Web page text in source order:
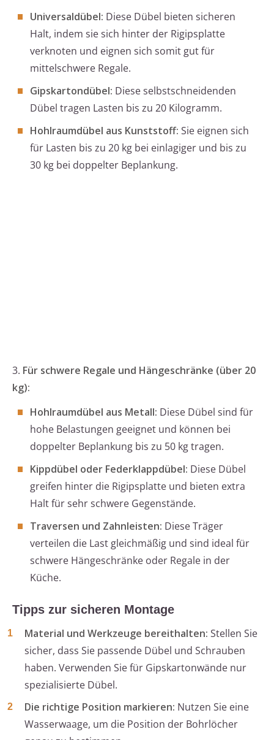
Universaldübel: Diese Dübel bieten sicheren
Halt, indem sie sich hinter der Rigipsplatte
verknoten und eignen sich somit gut für
mittelschwere Regale.
Gipskartondübel: Diese selbstschneidenden
Dübel tragen Lasten bis zu 20 Kilogramm.
Hohlraumdübel aus Kunststoff: Sie eignen sich
für Lasten bis zu 20 kg bei einlagiger und bis zu
30 kg bei doppelter Beplankung.
3. Für schwere Regale und Hängeschränke (über 20
kg):
Hohlraumdübel aus Metall: Diese Dübel sind für
hohe Belastungen geeignet und können bei
doppelter Beplankung bis zu 50 kg tragen.
Kippdübel oder Federklappdübel: Diese Dübel
greifen hinter die Rigipsplatte und bieten extra
Halt für sehr schwere Gegenstände.
Traversen und Zahnleisten: Diese Träger
verteilen die Last gleichmäßig und sind ideal für
schwere Hängeschränke oder Regale in der
Küche.
Tipps zur sicheren Montage
Material und Werkzeuge bereithalten: Stellen Sie
sicher, dass Sie passende Dübel und Schrauben
haben. Verwenden Sie für Gipskartonwände nur
spezialisierte Dübel.
Die richtige Position markieren: Nutzen Sie eine
Wasserwaage, um die Position der Bohrlöcher